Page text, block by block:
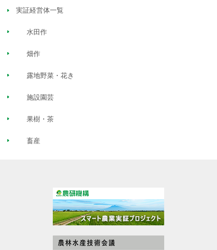
実証経営体一覧
水田作
畑作
露地野菜・花き
施設園芸
果樹・茶
畜産